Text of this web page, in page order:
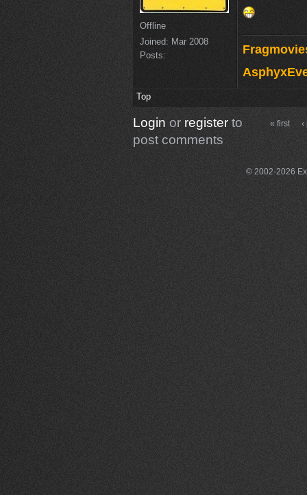
Offline
Joined: Mar 2008
Posts:
Top
« first
Login or registerto
post comments
© 2002-2026